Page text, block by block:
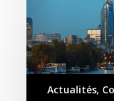
Treize
séjourne
à
Actualités,